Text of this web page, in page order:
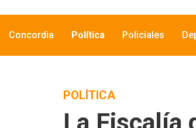
Concordia Política Policiales
POLÍTICA
La Fiscalía